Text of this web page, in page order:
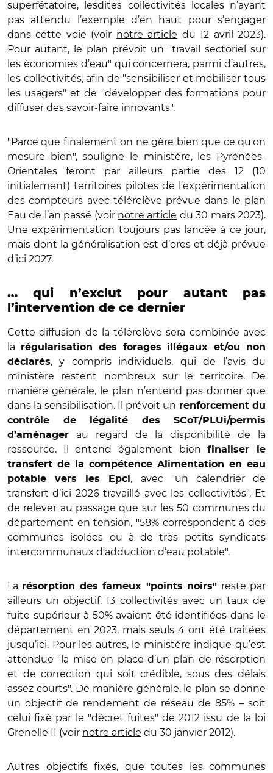
superfétatoire, lesdites collectivités locales n’ayant
pas attendu l’exemple d’en haut pour s’engager
dans cette voie (voir notre article du 12 avril 2023).
Pour autant, le plan prévoit un "travail sectoriel sur
les économies d’eau" qui concernera, parmi d’autres,
les collectivités, afin de "sensibiliser et mobiliser tous
les usagers" et de "développer des formations pour
diffuser des savoir-faire innovants".
"Parce que finalement on ne gère bien que ce qu'on
mesure bien", souligne le ministère, les Pyrénées-
Orientales feront par ailleurs partie des 12 (10
initialement) territoires pilotes de l’expérimentation
des compteurs avec télérelève prévue dans le plan
Eau de l’an passé (voir notre article du 30 mars 2023).
Une expérimentation toujours pas lancée à ce jour,
mais dont la généralisation est d’ores et déjà prévue
d’ici 2027.
… qui n’exclut pour autant pas
l’intervention de ce dernier
Cette diffusion de la télérelève sera combinée avec
la
régularisation des forages illégaux et/ou non
déclarés, y compris individuels, qui de l’avis du
ministère restent nombreux sur le territoire. De
manière générale, le plan n’entend pas donner que
dans la sensibilisation. Il prévoit un renforcement du
contrôle de légalité des SCoT/PLUi/permis
d’aménager au regard de la disponibilité de la
ressource. Il entend également bienfinaliser le
transfert de la compétence Alimentation en eau
potable vers les Epci, avec "un calendrier de
transfert d’ici 2026 travaillé avec les collectivités". Et
de relever au passage que sur les 50 communes du
département en tension, "58% correspondent à des
communes isolées ou à de très petits syndicats
intercommunaux d’adduction d’eau potable".
La résorption des fameux "points noirs" reste par
ailleurs un objectif. 13 collectivités avec un taux de
fuite supérieur à 50% avaient été identifiées dans le
département en 2023, mais seuls 4 ont été traitées
jusqu’ici. Pour les autres, le ministère indique qu’est
attendue "la mise en place d’un plan de résorption
et de correction qui soit crédible, sous des délais
assez courts". De manière générale, le plan se donne
un objectif de rendement de réseau de 85% – soit
celui fixé par le "décret fuites" de 2012 issu de la loi
Grenelle II (voir notre article du 30 janvier 2012).
Autres objectifs fixés, que toutes les communes